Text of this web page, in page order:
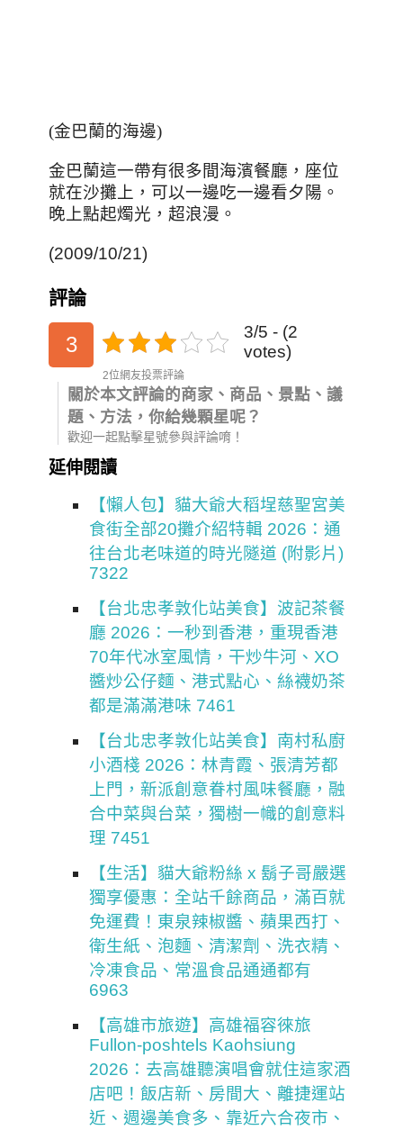
(金巴蘭的海邊)
金巴蘭這一帶有很多間海濱餐廳，座位
就在沙攤上，可以一邊吃一邊看夕陽 。
晚上點起燭光，超浪漫。
(2009/10/21)
評論
3
3/5 - (2
votes)
2位網友投票評論
關於本文評論的商家、商品、景點、議
題、方法，你給幾顆星呢？
歡迎一起點擊星號參與評論唷！
延伸閱讀
【懶人包】貓大爺大稻埕慈聖宮美
食街全部20攤介紹特輯 2026：通
往台北老味道的時光隧道 (附影片)
7322
【台北忠孝敦化站美食】波記茶餐
廳 2026：一秒到香港，重現香港
70年代冰室風情，干炒牛河、XO
醬炒公仔麵、港式點心、絲襪奶茶
都是滿滿港味 7461
【台北忠孝敦化站美食】南村私廚
小酒棧 2026：林青霞、張清芳都
上門，新派創意眷村風味餐廳，融
合中菜與台菜，獨樹一幟的創意料
理 7451
【生活】貓大爺粉絲 x 鬍子哥嚴選
獨享優惠：全站千餘商品，滿百就
免運費！東泉辣椒醬、蘋果西打、
衛生紙、泡麵、清潔劑、洗衣精、
冷凍食品、常溫食品通通都有
6963
【高雄市旅遊】高雄福容徠旅
Fullon-poshtels Kaohsiung
2026：去高雄聽演唱會就住這家酒
店吧！飯店新、房間大、離捷運站
近、週邊美食多、靠近六合夜市、